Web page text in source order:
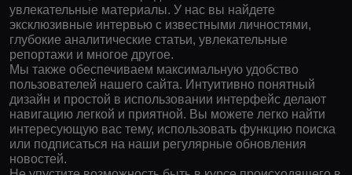
увлекательные материалы. У нас вы найдете
эксклюзивные интервью с известными личностями,
глубокие аналитические статьи, увлекательные
репортажи и многое другое.
Мы также обеспечиваем максимальную удобство
пользователей нашего сайта. Интуитивно понятный
дизайн и простой в использовании интерфейс делают
навигацию легкой и приятной. Вы можете легко найти
интересующую вас тему, использовать функцию поиска
или подписаться на наши регулярные обновления
новостей.